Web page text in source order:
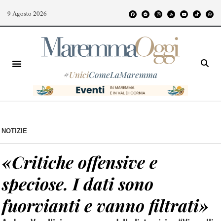
9 Agosto 2026
#UniciComeLaMaremma
NOTIZIE
«Critiche offensive e
speciose. I dati sono
fuorvianti e vanno filtrati»